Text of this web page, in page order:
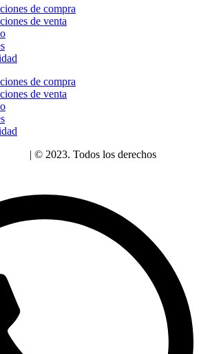
de compra
de venta
de compra
de venta
| © 2023. Todos los derechos